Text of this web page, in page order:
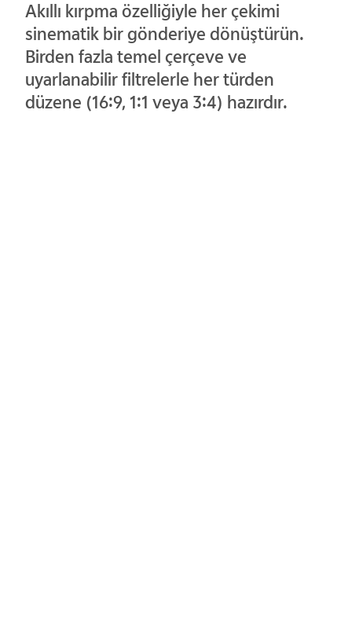
Akıllı kırpma özelliğiyle her çekimi
sinematik bir gönderiye dönüştürün.
Birden fazla temel çerçeve ve
uyarlanabilir filtrelerle her türden
düzene (16:9, 1:1 veya 3:4) hazırdır.